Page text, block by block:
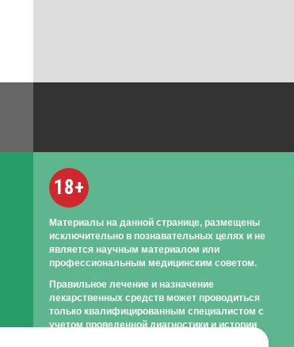
18+
Материалы на данной странице, размещены
исключительно в познавательных целях и не
является научным материалом или
профессиональным медицинским советом.
Правильное лечение и назначение
лекарственных средств может проводиться
только квалифицированным специалистом с
учетом проведенной диагностики и истории